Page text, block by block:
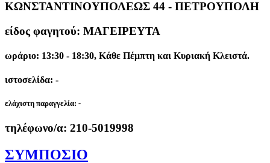
ΚΩΝΣΤΑΝΤΙΝΟΥΠΟΛΕΩΣ 44 - ΠΕΤΡΟΥΠΟΛΗ
είδος φαγητού: ΜΑΓΕΙΡΕΥΤΑ
ωράριο: 13:30 - 18:30, Κάθε Πέμπτη και Κυριακή Κλειστά.
ιστοσελίδα: -
ελάχιστη παραγγελία: -
τηλέφωνο/α: 210-5019998
ΣΥΜΠΟΣΙΟ